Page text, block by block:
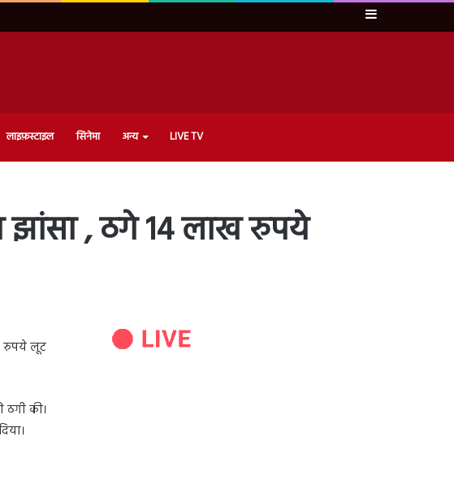
Sidebar
लाइफ़स्टाइल सिनेमा अन्य LIVE TV
झांसा , ठगे 14 लाख रुपये
रुपये लूट
की।